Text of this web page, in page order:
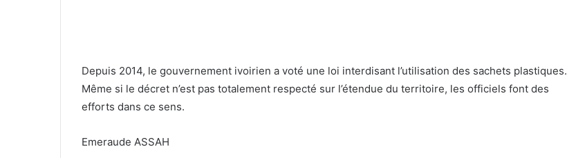
Depuis 2014, le gouvernement ivoirien a voté une loi interdisant l’utilisation des sachets plastiques.
Même si le décret n’est pas totalement respecté sur l’étendue du territoire, les officiels font des
efforts dans ce sens.
Emeraude ASSAH